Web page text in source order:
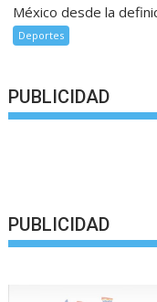
México desde la
Deportes
PUBLICIDAD
PUBLICIDAD